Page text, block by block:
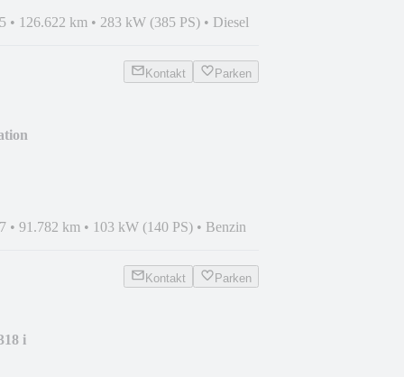
• 126.622 km • 283 kW (385 PS) • Diesel
Kontakt Parken
• 91.782 km • 103 kW (140 PS) • Benzin
Kontakt Parken
i